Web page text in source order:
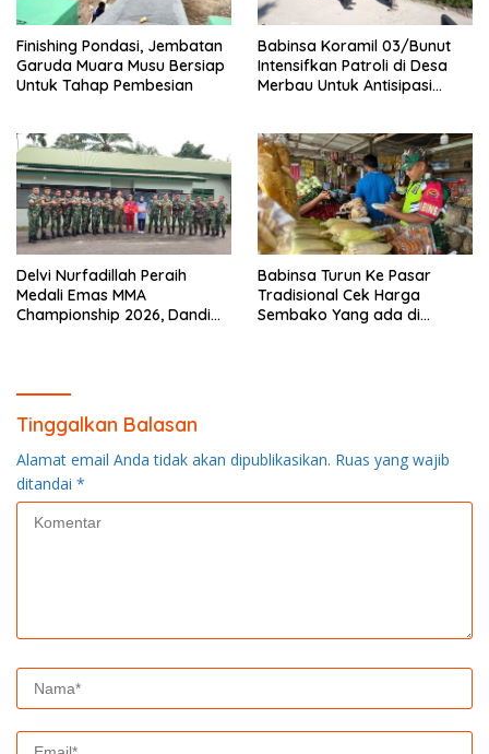
Finishing Pondasi, Jembatan
Garuda Muara Musu Bersiap
Untuk Tahap Pembesian
Babinsa Koramil 03/Bunut
Intensifkan Patroli di Desa
Merbau Untuk Antisipasi
Delvi Nurfadillah Peraih
Medali Emas MMA
Championship 2026, Dandim
Babinsa Turun Ke Pasar
Tradisional Cek Harga
Sembako Yang ada di
Tinggalkan Balasan
Alamat email Anda tidak akan dipublikasikan. Ruas yang wajib
ditandai *